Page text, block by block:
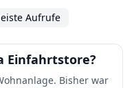
Aufrufe
Einfahrtstore?